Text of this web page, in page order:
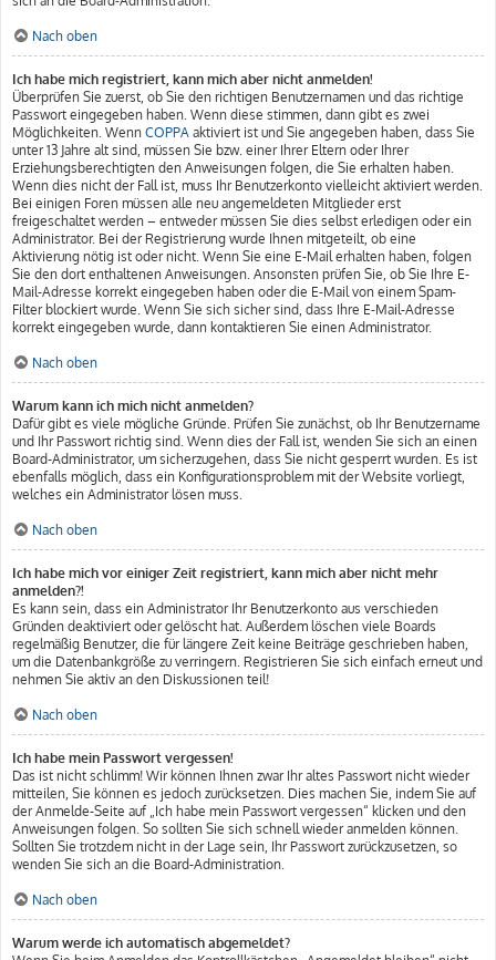
Nach oben
Ich habe mich registriert, kann mich aber nicht anmelden!
Überprüfen Sie zuerst, ob Sie den richtigen Benutzernamen und das richtige
Passwort eingegeben haben. Wenn diese stimmen, dann gibt es zwei
Möglichkeiten. Wenn COPPA aktiviert ist und Sie angegeben haben, dass Sie
unter 13 Jahre alt sind, müssen Sie bzw. einer Ihrer Eltern oder Ihrer
Erziehungsberechtigten den Anweisungen folgen, die Sie erhalten haben.
Wenn dies nicht der Fall ist, muss Ihr Benutzerkonto vielleicht aktiviert werden.
Bei einigen Foren müssen alle neu angemeldeten Mitglieder erst
freigeschaltet werden – entweder müssen Sie dies selbst erledigen oder ein
Administrator. Bei der Registrierung wurde Ihnen mitgeteilt, ob eine
Aktivierung nötig ist oder nicht. Wenn Sie eine E-Mail erhalten haben, folgen
Sie den dort enthaltenen Anweisungen. Ansonsten prüfen Sie, ob Sie Ihre E-
Mail-Adresse korrekt eingegeben haben oder die E-Mail von einem Spam-
Filter blockiert wurde. Wenn Sie sich sicher sind, dass Ihre E-Mail-Adresse
korrekt eingegeben wurde, dann kontaktieren Sie einen Administrator.
Nach oben
Warum kann ich mich nicht anmelden?
Dafür gibt es viele mögliche Gründe. Prüfen Sie zunächst, ob Ihr Benutzername
und Ihr Passwort richtig sind. Wenn dies der Fall ist, wenden Sie sich an einen
Board-Administrator, um sicherzugehen, dass Sie nicht gesperrt wurden. Es ist
ebenfalls möglich, dass ein Konfigurationsproblem mit der Website vorliegt,
welches ein Administrator lösen muss.
Nach oben
Ich habe mich vor einiger Zeit registriert, kann mich aber nicht mehr
anmelden?!
Es kann sein, dass ein Administrator Ihr Benutzerkonto aus verschieden
Gründen deaktiviert oder gelöscht hat. Außerdem löschen viele Boards
regelmäßig Benutzer, die für längere Zeit keine Beiträge geschrieben haben,
um die Datenbankgröße zu verringern. Registrieren Sie sich einfach erneut und
nehmen Sie aktiv an den Diskussionen teil!
Nach oben
Ich habe mein Passwort vergessen!
Das ist nicht schlimm! Wir können Ihnen zwar Ihr altes Passwort nicht wieder
mitteilen, Sie können es jedoch zurücksetzen. Dies machen Sie, indem Sie auf
der Anmelde-Seite auf „Ich habe mein Passwort vergessen“ klicken und den
Anweisungen folgen. So sollten Sie sich schnell wieder anmelden können.
Sollten Sie trotzdem nicht in der Lage sein, Ihr Passwort zurückzusetzen, so
wenden Sie sich an die Board-Administration.
Nach oben
Warum werde ich automatisch abgemeldet?